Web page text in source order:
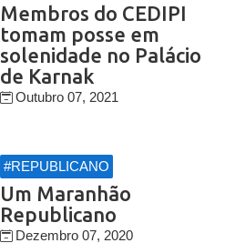
Membros do CEDIPI
tomam posse em
solenidade no Palácio
de Karnak
Outubro 07, 2021
#REPUBLICANO
Um Maranhão
Republicano
Dezembro 07, 2020